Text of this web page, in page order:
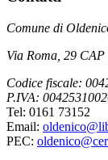
Comune di
Via Roma, 29
Codice fiscale:
P.IVA:
Tel: 0161 73152
Email:
PEC: